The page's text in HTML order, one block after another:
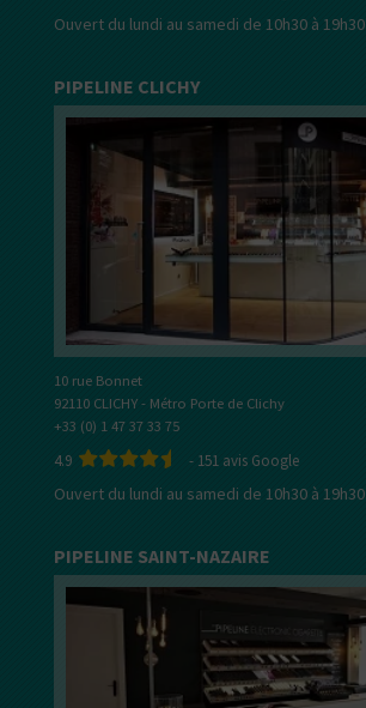
Ouvert du lundi au samedi de 10h30 à 19h30
PIPELINE CLICHY
10 rue Bonnet
92110 CLICHY - Métro Porte de Clichy
+33 (0) 1 47 37 33 75
4.9 - 151 avis Google
Ouvert du lundi au samedi de 10h30 à 19h30
PIPELINE SAINT-NAZAIRE